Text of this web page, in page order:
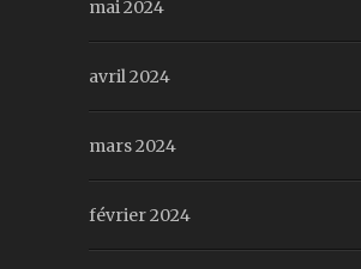
mai 2024
avril 2024
mars 2024
février 2024